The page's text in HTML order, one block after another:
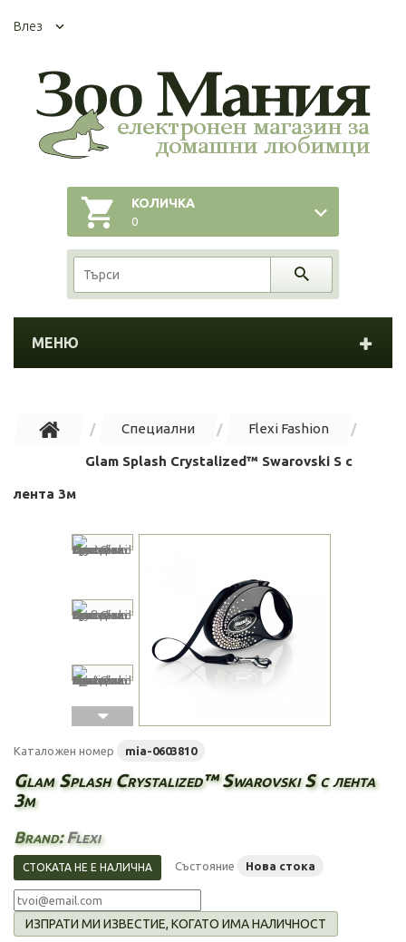
Влез
КОЛИЧКА
0
МЕНЮ
Специални Flexi Fashion
Glam Splash Crystalized™ Swarovski S с
лента 3м
Каталожен номер mia-0603810
Glam Splash Crystalized™ Swarovski S с лента
3м
Brand:Flexi
СТОКАТА НЕ Е НАЛИЧНА Състояние Нова стока
ИЗПРАТИ МИ ИЗВЕСТИЕ, КОГАТО ИМА НАЛИЧНОСТ